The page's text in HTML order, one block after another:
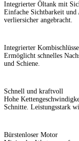
Integrierter Öltank mit
Einfache Sichtbarkeit und
verliersicher angebracht.
Integrierter
Ermöglicht schnelles
und Schiene.
Schnell und kraftvoll
Hohe
Schnitte. Leistungsstark
Bürstenloser Motor